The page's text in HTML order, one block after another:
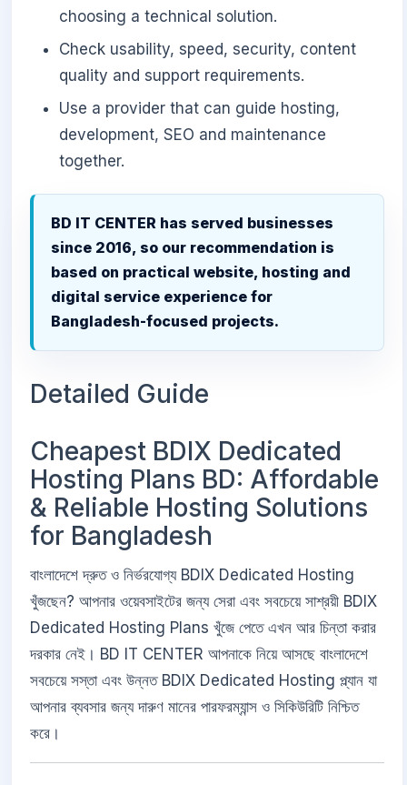
choosing a technical solution.
Check usability, speed, security, content
quality and support requirements.
Use a provider that can guide hosting,
development, SEO and maintenance
together.
BD IT CENTER has served businesses
since 2016, so our recommendation is
based on practical website, hosting and
digital service experience for
Bangladesh-focused projects.
Detailed Guide
Cheapest BDIX Dedicated
Hosting Plans BD: Affordable
& Reliable Hosting Solutions
for Bangladesh
বাংলাদেশে দ্রুত ও নির্ভরযোগ্য BDIX Dedicated Hosting
খুঁজছেন? আপনার ওয়েবসাইটের জন্য সেরা এবং সবচেয়ে সাশ্রয়ী BDIX
Dedicated Hosting Plans খুঁজে পেতে এখন আর চিন্তা করার
দরকার নেই। BD IT CENTER আপনাকে নিয়ে আসছে বাংলাদেশে
সবচেয়ে সস্তা এবং উন্নত BDIX Dedicated Hosting প্ল্যান যা
আপনার ব্যবসার জন্য দারুণ মানের পারফরম্যান্স ও সিকিউরিটি নিশ্চিত
করে।